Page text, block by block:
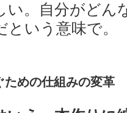
い。自分がどん
という意味で。
ための仕組みの変革